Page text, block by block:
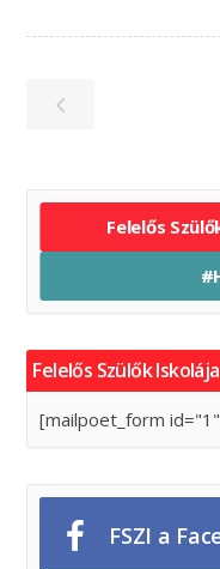
Felelős
Felelős Szülők
[mailpoet_form
FSZI a